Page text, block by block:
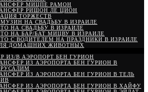
МИЦПЕ РАМОН
РИШОН ЛЕ ЦИОН
ТОРЖЕСТВ
НА СВАДЬБУ В ИЗРАИЛЕ
НА СВАДЬБУ В ИЗРАИЛЕ
НА БАР/БАТ МИЦВУ В ИЗРАИЛЕ
С ВОДИТЕЛЕМ НА ПРАЗДНИКИ В ИЗРАИЛЕ
ДОМАШНИХ ЖИВОТНЫХ
ИЗ/В АЭРОПОРТ БЕН ГУРИОН
ИЗ АЭРОПОРТА БЕН ГУРИОН В
ИЗ АЭРОПОРТА БЕН ГУРИОН В ТЕЛЬ
ИЗ АЭРОПОРТА БЕН ГУРИОН В ХАЙФУ